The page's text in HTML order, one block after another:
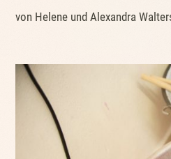
von Helene und Alexandra